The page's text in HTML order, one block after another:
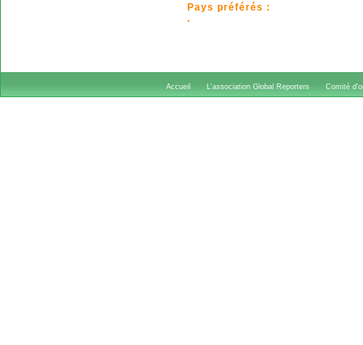
Pays préférés :
.
Accueil L'association Global Reporters Comité